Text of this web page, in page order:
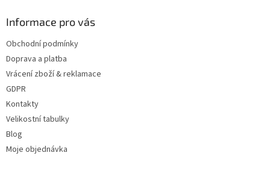
Informace pro vás
Obchodní podmínky
Doprava a platba
Vrácení zboží & reklamace
GDPR
Kontakty
Velikostní tabulky
Blog
Moje objednávka